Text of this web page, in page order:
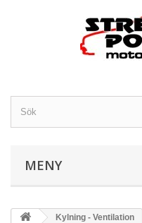
MENY
Kylning - Ventilation